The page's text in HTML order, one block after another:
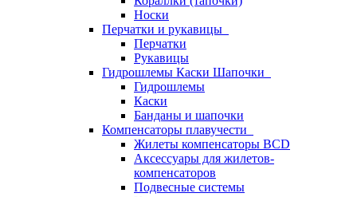
Носки
Перчатки и рукавицы
Перчатки
Рукавицы
Гидрошлемы Каски Шапочки
Гидрошлемы
Каски
Банданы и шапочки
Компенсаторы плавучести
Жилеты компенсаторы BCD
Аксессуары для жилетов-
компенсаторов
Подвесные системы